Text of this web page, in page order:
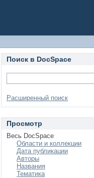
Поиск в DocSpace
Расширенный поиск
Просмотр
Весь DocSpace
Области и коллекции
Дата публикации
Авторы
Названия
Тематика